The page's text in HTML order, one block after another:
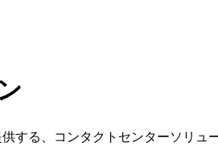
する、コンタクトセンターソリ